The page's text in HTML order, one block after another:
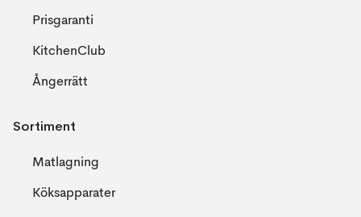
Prisgaranti
KitchenClub
Ångerrätt
Sortiment
Matlagning
Köksapparater